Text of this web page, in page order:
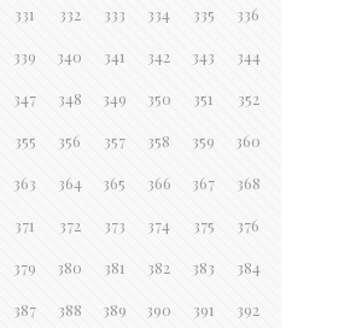
331 332 333 334 335 336
339 340 341 342 343 344
347 348 349 350 351 352
355 356 357 358 359 360
363 364 365 366 367 368
371 372 373 374 375 376
379 380 381 382 383 384
387 388 389 390 391 392